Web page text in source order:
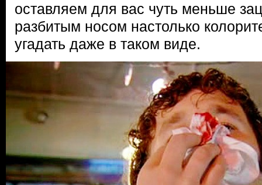
оставляем для вас чуть меньше
разбитым носом настолько
угадать даже в таком виде.